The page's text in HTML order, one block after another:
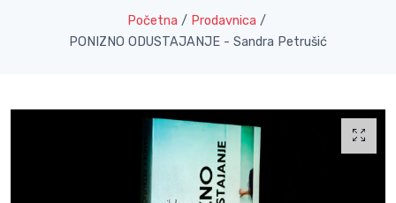
Početna / Prodavnica /
PONIZNO ODUSTAJANJE - Sandra Petrušić